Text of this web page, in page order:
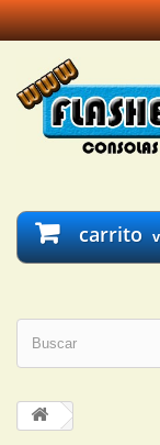
carrito